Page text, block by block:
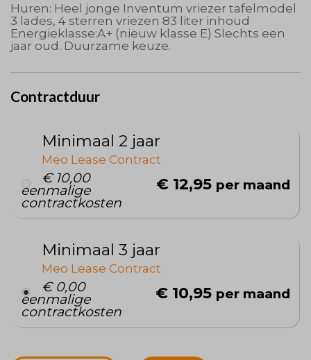
Huren: Heel jonge Inventum vriezer tafelmodel
3 lades, 4 sterren vriezen 83 liter inhoud
Energieklasse:A+ (nieuw klasse E) Slechts een
jaar oud. Duurzame keuze.
Contractduur
Minimaal 2 jaar
Meo Lease Contract
€ 12,95 per maand
€ 10,00
eenmalige
contractkosten
Minimaal 3 jaar
Meo Lease Contract
€ 10,95 per maand
€ 0,00
eenmalige
contractkosten